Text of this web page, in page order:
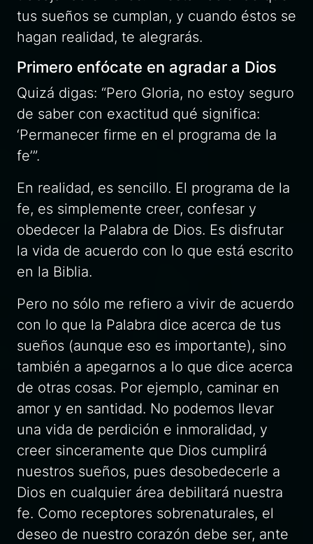
tus sueños se cumplan, y cuando éstos se
hagan realidad, te alegrarás.
Primero enfócate en agradar a Dios
Quizá digas: “Pero Gloria, no estoy seguro
de saber con exactitud qué significa:
‘Permanecer firme en el programa de la
fe’”.
En realidad, es sencillo. El programa de la
fe, es simplemente creer, confesar y
obedecer la Palabra de Dios. Es disfrutar
la vida de acuerdo con lo que está escrito
en la Biblia.
Pero no sólo me refiero a vivir de acuerdo
con lo que la Palabra dice acerca de tus
sueños (aunque eso es importante), sino
también a apegarnos a lo que dice acerca
de otras cosas. Por ejemplo, caminar en
amor y en santidad. No podemos llevar
una vida de perdición e inmoralidad, y
creer sinceramente que Dios cumplirá
nuestros sueños, pues desobedecerle a
Dios en cualquier área debilitará nuestra
fe. Como receptores sobrenaturales, el
deseo de nuestro corazón debe ser, ante